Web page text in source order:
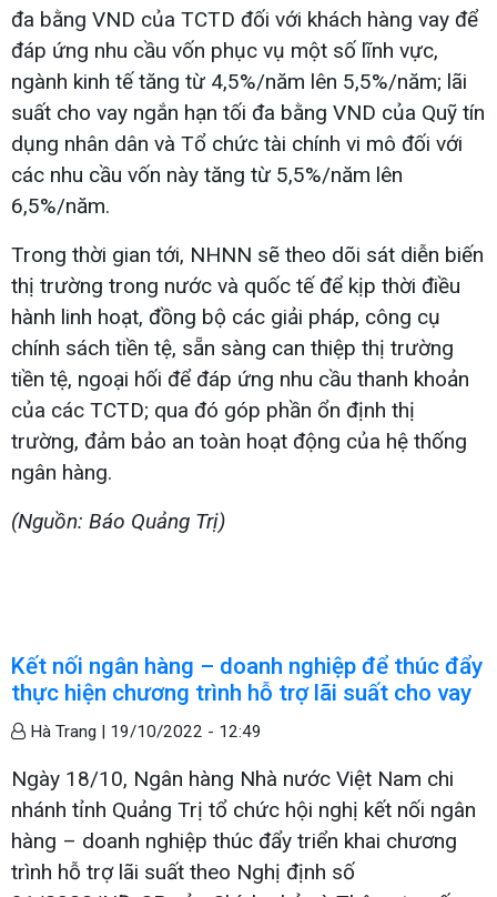
đa bằng VND của TCTD đối với khách hàng vay để
đáp ứng nhu cầu vốn phục vụ một số lĩnh vực,
ngành kinh tế tăng từ 4,5%/năm lên 5,5%/năm; lãi
suất cho vay ngắn hạn tối đa bằng VND của Quỹ tín
dụng nhân dân và Tổ chức tài chính vi mô đối với
các nhu cầu vốn này tăng từ 5,5%/năm lên
6,5%/năm.
Trong thời gian tới, NHNN sẽ theo dõi sát diễn biến
thị trường trong nước và quốc tế để kịp thời điều
hành linh hoạt, đồng bộ các giải pháp, công cụ
chính sách tiền tệ, sẵn sàng can thiệp thị trường
tiền tệ, ngoại hối để đáp ứng nhu cầu thanh khoản
của các TCTD; qua đó góp phần ổn định thị
trường, đảm bảo an toàn hoạt động của hệ thống
ngân hàng.
(Nguồn: Báo Quảng Trị)
Kết nối ngân hàng – doanh nghiệp để thúc đẩy
thực hiện chương trình hỗ trợ lãi suất cho vay
Hà Trang | 19/10/2022 - 12:49
Ngày 18/10, Ngân hàng Nhà nước Việt Nam chi
nhánh tỉnh Quảng Trị tổ chức hội nghị kết nối ngân
hàng – doanh nghiệp thúc đẩy triển khai chương
trình hỗ trợ lãi suất theo Nghị định số